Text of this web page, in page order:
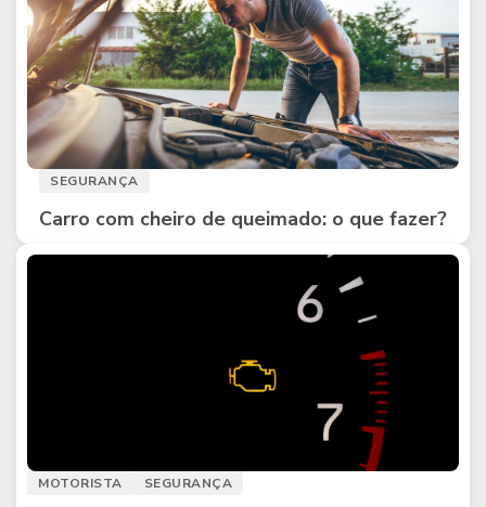
SEGURANÇA
Carro com cheiro de queimado: o que fazer?
MOTORISTA SEGURANÇA